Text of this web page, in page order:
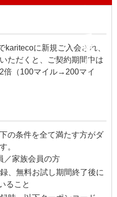
に新規ご入会され、
ただくと、ご契約期間中は
倍（100マイル→200マイ
の条件を全て満たす方がダ
。
／家族会員の方
、無料お試し期間終了後に
ること